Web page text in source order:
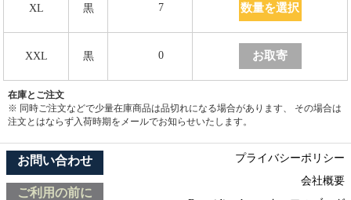
XL 黒 7 数量を選択
XXL 黒 0 お取寄
在庫とご注文
※ 同時ご注文などで少量在庫商品は品切れになる場合があります、 その場合は
注文とはならず入荷時期をメールでお知らせいたします。
お問い合わせ
ご利用の前に
プライバシーポリシー
会社概要